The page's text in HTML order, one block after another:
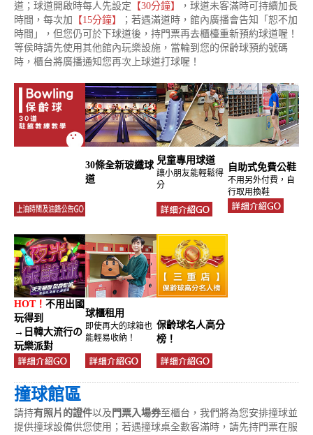
道；球道開啟時每人先設定 【30分鐘】
，球道未客滿時可持續加長
時間，每次加
【15分鐘】
；若遇滿道時，館內廣播會告知「恕不加
時間」，但您仍可於下球道後，持門票再去櫃檯重新預約球道喔！
等侯時請先使用其他館內玩樂設施，當輪到您的保齡球預約號碼
時，櫃台將廣播通知您再次上球道打球喔！
30條全新玻纖球
道
兒童專用球道
讓小朋友能輕鬆得
分
自助式免費公鞋
不用另外付費，自
行取用換鞋
HOT！ 不用出國
玩得到
→日韓大流行の
玩樂派對
球櫃租用
即使再大的球箱也
能輕易收納！
保齡球名人高分
榜！
撞球館區
請持有照片的證件以及 門票入場券至櫃台，我們將為您安排撞球並
提供撞球設備供您使用；若遇撞球桌全數客滿時，請先持門票在服